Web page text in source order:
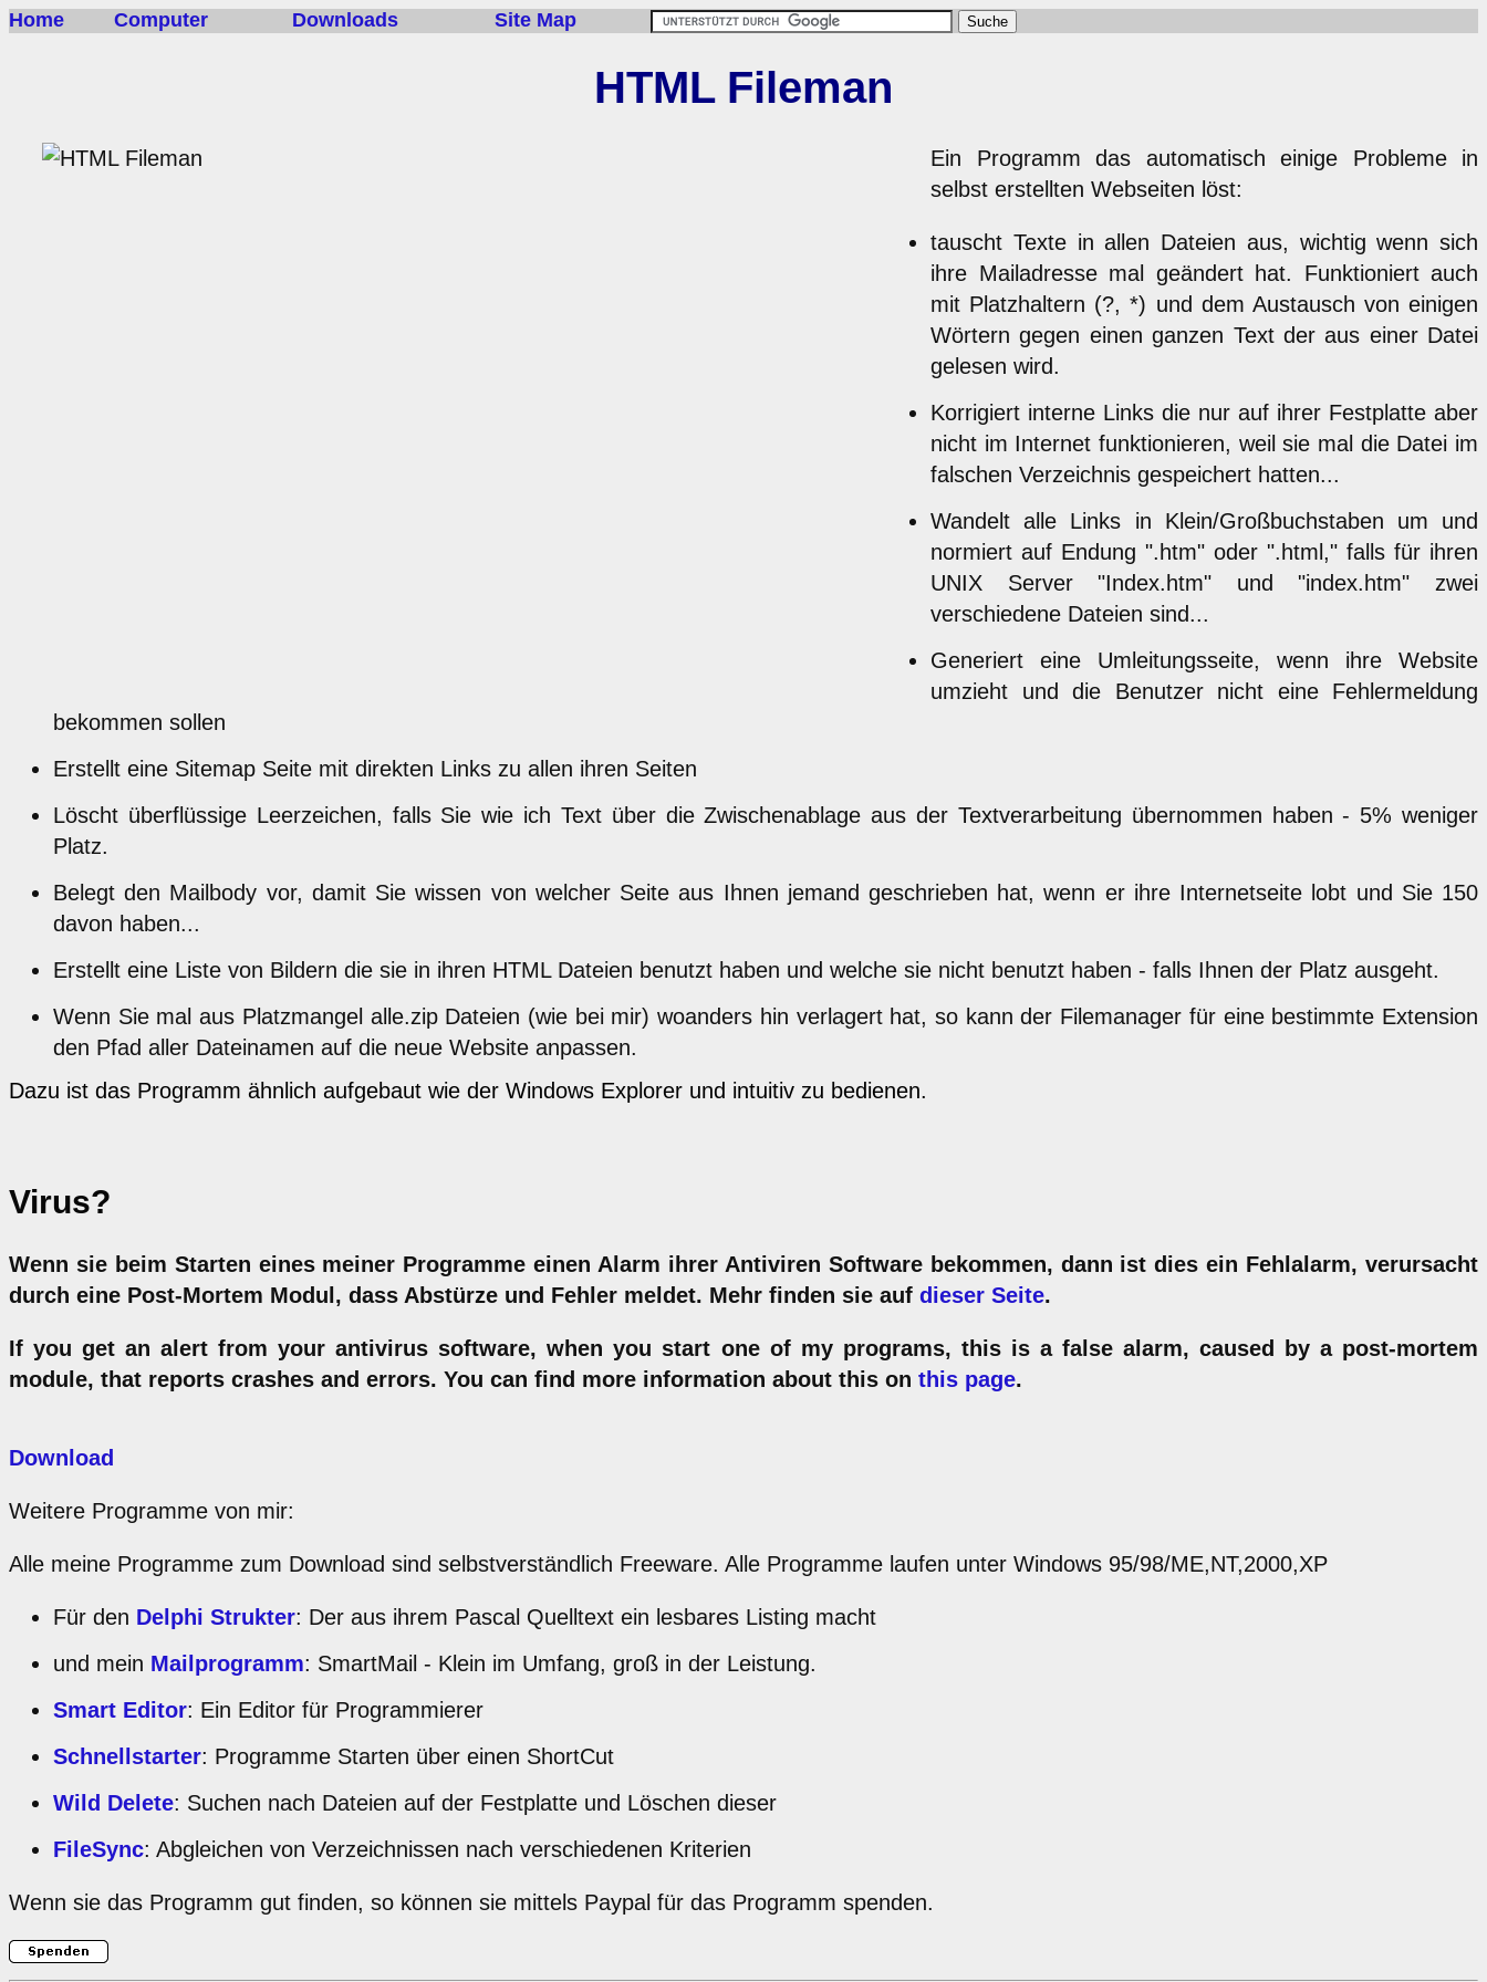
Home Computer Downloads Site Map
HTML Fileman
Ein Programm das automatisch einige Probleme in
selbst erstellten Webseiten löst:
tauscht Texte in allen Dateien aus, wichtig wenn sich
ihre Mailadresse mal geändert hat. Funktioniert auch
mit Platzhaltern (?, *) und dem Austausch von einigen
Wörtern gegen einen ganzen Text der aus einer Datei
gelesen wird.
Korrigiert interne Links die nur auf ihrer Festplatte aber
nicht im Internet funktionieren, weil sie mal die Datei im
falschen Verzeichnis gespeichert hatten...
Wandelt alle Links in Klein/Großbuchstaben um und
normiert auf Endung ".htm" oder ".html," falls für ihren
UNIX Server "Index.htm" und "index.htm" zwei
verschiedene Dateien sind...
Generiert eine Umleitungsseite, wenn ihre Website
umzieht und die Benutzer nicht eine Fehlermeldung
bekommen sollen
Erstellt eine Sitemap Seite mit direkten Links zu allen ihren Seiten
Löscht überflüssige Leerzeichen, falls Sie wie ich Text über die Zwischenablage aus der Textverarbeitung übernommen haben - 5% weniger
Platz.
Belegt den Mailbody vor, damit Sie wissen von welcher Seite aus Ihnen jemand geschrieben hat, wenn er ihre Internetseite lobt und Sie 150
davon haben...
Erstellt eine Liste von Bildern die sie in ihren HTML Dateien benutzt haben und welche sie nicht benutzt haben - falls Ihnen der Platz ausgeht.
Wenn Sie mal aus Platzmangel alle.zip Dateien (wie bei mir) woanders hin verlagert hat, so kann der Filemanager für eine bestimmte Extension
den Pfad aller Dateinamen auf die neue Website anpassen.
Dazu ist das Programm ähnlich aufgebaut wie der Windows Explorer und intuitiv zu bedienen.
Virus?
Wenn sie beim Starten eines meiner Programme einen Alarm ihrer Antiviren Software bekommen, dann ist dies ein Fehlalarm, verursacht
durch eine Post-Mortem Modul, dass Abstürze und Fehler meldet. Mehr finden sie auf dieser Seite.
If you get an alert from your antivirus software, when you start one of my programs, this is a false alarm, caused by a post-mortem
module, that reports crashes and errors. You can find more information about this on this page.
Download
Weitere Programme von mir:
Alle meine Programme zum Download sind selbstverständlich Freeware. Alle Programme laufen unter Windows 95/98/ME,NT,2000,XP
Für den Delphi Strukter: Der aus ihrem Pascal Quelltext ein lesbares Listing macht
und mein Mailprogramm: SmartMail - Klein im Umfang, groß in der Leistung.
Smart Editor: Ein Editor für Programmierer
Schnellstarter: Programme Starten über einen ShortCut
Wild Delete: Suchen nach Dateien auf der Festplatte und Löschen dieser
FileSync: Abgleichen von Verzeichnissen nach verschiedenen Kriterien
Wenn sie das Programm gut finden, so können sie mittels Paypal für das Programm spenden.